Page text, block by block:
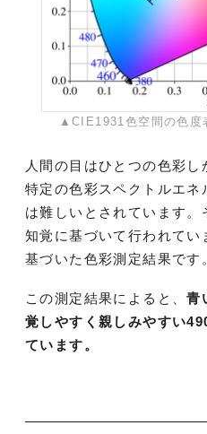
▲CIE1931色空間の色度
人間の目はひとつの色彩し
特定の色彩スペクトルエ
は難しいとされています
知覚に基づいて行われてい
基づいた色彩測定結果です
この測定結果によると、青
覚しやすく親しみやすい
ています。